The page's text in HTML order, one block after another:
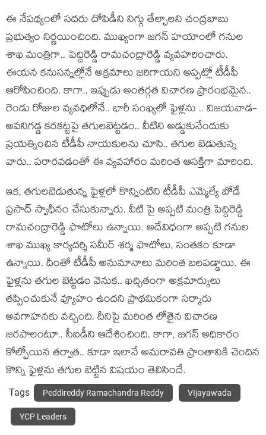
ఈ నేప‌థ్యంలో స‌ద‌రు దోపిడీని నిగ్గు తేల్చాల‌ని చంద్ర‌బాబు
ప్ర‌భుత్వం నిర్ణ‌యించింది. ముఖ్యంగా జ‌గ‌న్ హ‌యాంలో గ‌నుల
శాఖ మంత్రిగా.. పెద్దిరెడ్డి రామ‌చంద్రారెడ్డి వ్య‌వ‌హ‌రించారు.
ఈయన క‌నుస‌న్న‌ల్లోనే అక్ర‌మాలు జ‌రిగాయని అప్ప‌ట్లో టీడీపీ
ఆరోపించింది. కాగా.. ఇప్పుడు అంత‌ర్గ‌త విచార‌ణ ప్రారంభ‌మైన‌..
రెండు రోజుల వ్య‌వ‌ధిలోనే.. భారీ సంఖ్య‌లో ఫైళ్ల‌ను .. విజ‌య‌వాడ‌-
అవనిగ‌డ్డ క‌ర‌క‌ట్ట‌పై తగులబెట్ట‌డం.. వీటిని అడ్డుకునేందుకు
ప్ర‌య‌త్నించిన టీడీపీ నాయ‌కుల‌ను చూసి.. త‌గుల బెడుతున్న
వారు.. పరార‌వడంతో ఈ వ్య‌వ‌హారం మ‌రింత ఆస‌క్తిగా మారింది.
ఇక‌, త‌గులబెడుతున్న ఫైళ్ల‌లో కొన్నింటిని టీడీపీ ఎమ్మెల్యే బోడే
ప్ర‌సాద్ స్వాధీనం చేసుకున్నారు. వీటి పై అప్ప‌టి మంత్రి పెద్దిరెడ్డి
రామ‌చంద్రారెడ్డి ఫొటోలు ఉన్నాయి. అదేవిధంగా అప్ప‌టి గ‌నుల
శాఖ ముఖ్య కార్య‌ద‌ర్శి స‌మీర్ శ‌ర్మ ఫొటోలు, సంత‌కం కూడా
ఉన్నాయి. దీంతో టీడీపీ అనుమానాలు మ‌రింత బ‌ల‌ప‌డ్డాయి. ఈ
ఫైళ్ల‌ను త‌గుల బెట్ట‌డం వెనుక‌.. ఖ‌చ్చితంగా అక్ర‌మార్కులు
త‌ప్పించుకునే వ్యూహం ఉంద‌ని ప్రాథ‌మికంగా స‌ర్కారు
అవ‌గాహ‌న‌కు వ‌చ్చింది. దీనిపై మ‌రింత లోతైన విచార‌ణ
జ‌ర‌పాలంటూ.. సీఐడీని ఆదేశించింది. కాగా, జ‌గ‌న్ అధికారం
కోల్పోయిన త‌ర్వాత‌.. కూడా ఇలానే అమ‌రావ‌తి ప్రాంతానికి చెందిన
కొన్ని ఫైళ్ల‌ను త‌గుల బెట్టిన విష‌యం తెలిసిందే.
Tags Peddireddy Ramachandra Reddy VIjayawada
YCP Leaders